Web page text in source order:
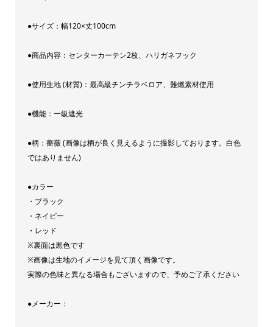
枚
華
AYAKA
ン
[カ
ラ
●サイズ：幅120×丈100cm
●商品内容：センターカーテン2枚、ハリガネフック
●使用生地 (材質)：最高級チンチラベロア、難燃素材使用
●機能：一級遮光
●柄：薔薇 (画像は柄が良く見えるように撮影しております。白色
ではありません)
●カラー
・ブラック
・ネイビー
・レッド
※裏面は黒色です
※画像は生地のイメージを見て頂く画像です。
実際の色味と異なる場合もございますので、予めご了承ください
●メーカー：